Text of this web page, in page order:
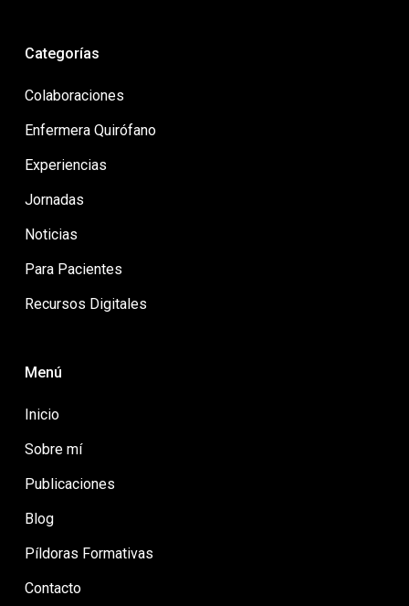
Categorías
Colaboraciones
Enfermera Quirófano
Experiencias
Jornadas
Noticias
Para Pacientes
Recursos Digitales
Menú
Inicio
Sobre mí
Publicaciones
Blog
Píldoras Formativas
Contacto